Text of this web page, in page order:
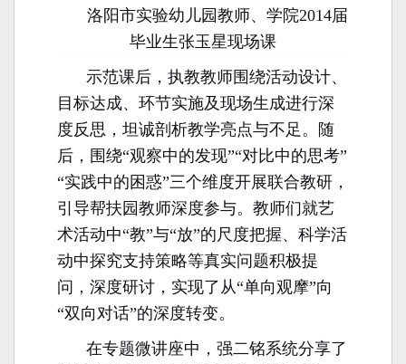
洛阳市实验幼儿园教师、学院2014届
毕业生张玉星现场课
示范课后，执教教师围绕活动设计、
目标达成、环节实施及现场生成进行深
度反思，坦诚剖析教学亮点与不足。随
后，围绕“观察中的发现”“对比中的思考”
“实践中的困惑”三个维度开展联合教研，
引导帮扶园教师深度参与。教师们就艺
术活动中“教”与“放”的尺度把握、科学活
动中探究支持策略等真实问题积极提
问， 深度研讨， 实现了从“单向观摩”向
“双向对话”的深度转变。
在专题微讲座中，强二铭系统分享了